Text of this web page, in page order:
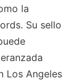
la
Su sello
Los Angeles